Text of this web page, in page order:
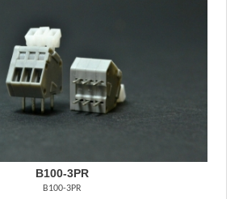
B100-3PR
B100-3PR